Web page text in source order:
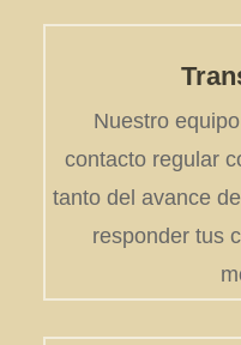
Nuestro
contacto regular
tanto del avance
responder tus